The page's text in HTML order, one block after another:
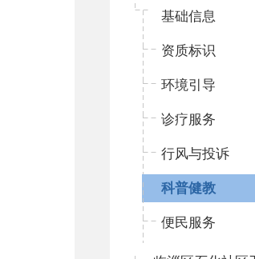
基础信息
资质标识
环境引导
诊疗服务
行风与投诉
科普健教
便民服务